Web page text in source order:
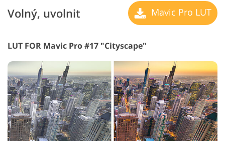
Volný, uvolnit Mavic Pro LUT
LUT FOR Mavic Pro #17 "Cityscape"